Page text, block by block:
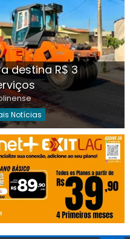
destina R$ 3
Notícias